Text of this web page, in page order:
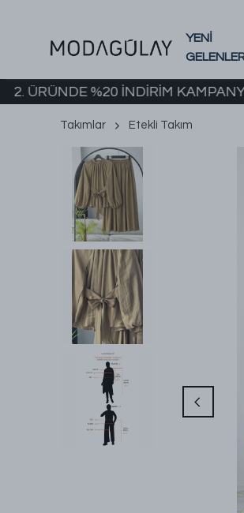
YENİ
%20 İNDİRİM KAMPANYASI
Takımlar Etekli Takım